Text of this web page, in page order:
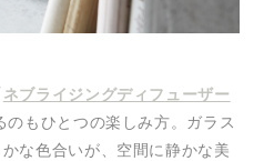
ネブライジングディフューザー
のもひとつの楽しみ方。ガラス
な色合いが、空間に静かな美